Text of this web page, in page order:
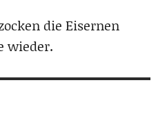
die Eisernen
wieder.